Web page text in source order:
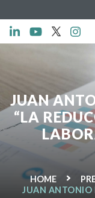
JUAN
“LA
CAMBIO
QUE
VIDA
HOME
JUAN ANTONIO